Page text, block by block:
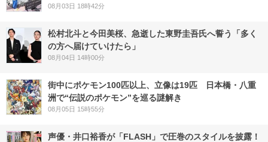
08月03日 18時42分
松村北斗と今田美桜、急逝した東野圭吾氏へ誓う「多く
の方へ届けていけたら」
08月04日 14時00分
街中にポケモン100匹以上、立像は19匹 日本橋・八重
洲で“伝説のポケモン”を巡る謎解き
08月05日 15時55分
声優・井口裕香が「FLASH」で圧巻のスタイルを披露！